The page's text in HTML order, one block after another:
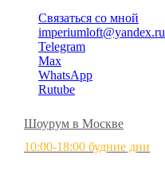
Связаться со мной
imperiumloft@yandex.ru
Telegram
Max
WhatsApp
Rutube
Шоурум в Москве
10:00-18:00 будние дни